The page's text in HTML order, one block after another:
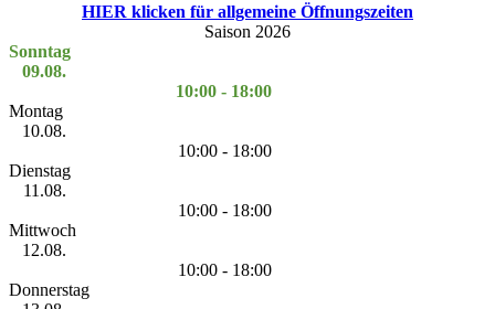
HIER klicken für allgemeine Öffnungszeiten
Saison 2026
Sonntag
09.08.
10:00 - 18:00
Montag
10.08.
10:00 - 18:00
Dienstag
11.08.
10:00 - 18:00
Mittwoch
12.08.
10:00 - 18:00
Donnerstag